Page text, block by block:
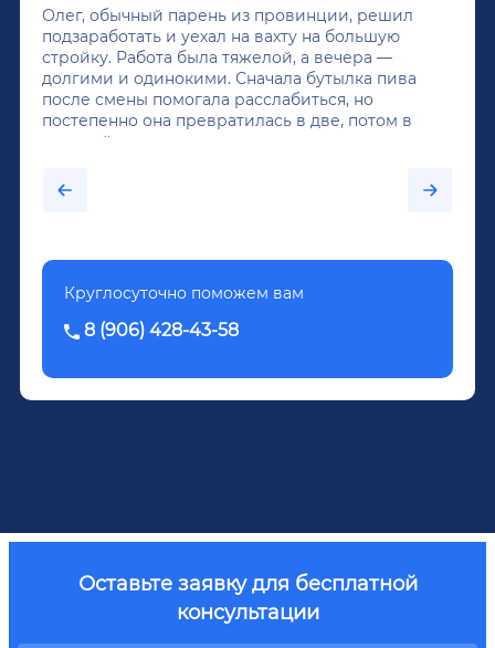
Олег, обычный парень из провинции, решил
подзаработать и уехал на вахту на большую
стройку. Работа была тяжелой, а вечера —
долгими и одинокими. Сначала бутылка пива
после смены помогала расслабиться, но
постепенно она превратилась в две, потом в
крепкий алкоголь, и вот он уже пил почти
было назначено кодирование по методу
Довженко.
Круглосуточно поможем вам
8 (906) 428-43-58
Оставьте заявку для бесплатной
консультации